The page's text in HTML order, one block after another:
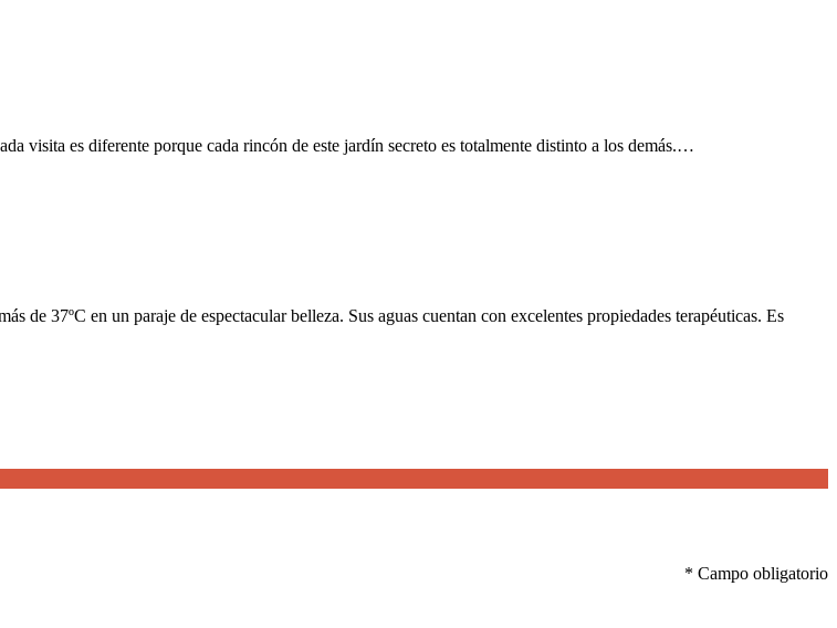
visita es diferente porque cada rincón de este jardín secreto es totalmente distinto a los demás.…
de 37ºC en un paraje de espectacular belleza. Sus aguas cuentan con excelentes propiedades terapéuticas. Es
* Campo obligatorio